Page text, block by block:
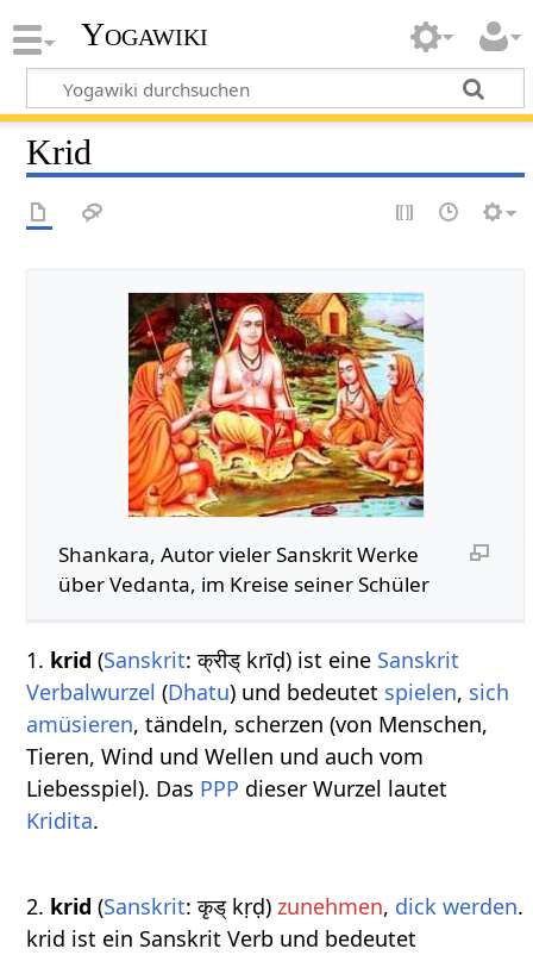
Yogawiki
Krid
Shankara, Autor vieler Sanskrit Werke
über Vedanta, im Kreise seiner Schüler
1. krid (Sanskrit: क्रीड् krīḍ) ist eine Sanskrit
Verbalwurzel (Dhatu) und bedeutet spielen, sich
amüsieren, tändeln, scherzen (von Menschen,
Tieren, Wind und Wellen und auch vom
Liebesspiel). Das PPP dieser Wurzel lautet
Kridita.
2. krid (Sanskrit: कृड् kṛḍ)zunehmen, dick werden.
krid ist ein Sanskrit Verb und bedeutet